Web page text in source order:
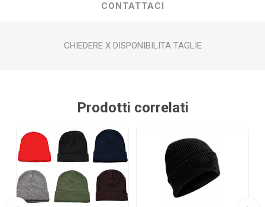
CONTATTACI
CHIEDERE X DISPONIBILITA TAGLIE
Prodotti correlati